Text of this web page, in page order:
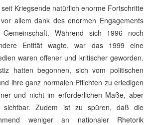
Kriegsende natürlich enorme Fortschritte
allem dank des enormen Engagements
Während sich 1996 noch
Entität wagte, war das 1999 eine
waren offener und kritischer geworden.
hatten begonnen, sich vom politischen
ihre ganz normalen Pflichten zu erledigen
und nicht im erforderlichen Maße, aber
sichtbar. Zudem ist zu spüren, daß die
weniger an nationaler Rhetorik